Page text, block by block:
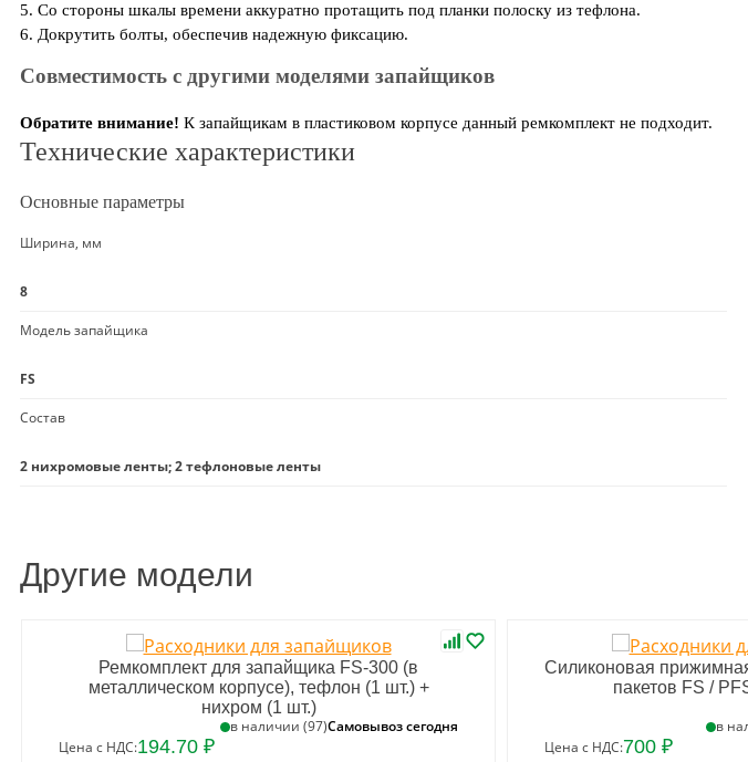
5. Со стороны шкалы времени аккуратно протащить под планки полоску из тефлона.
6. Докрутить болты, обеспечив надежную фиксацию.
Совместимость с другими моделями запайщиков
Обратите внимание! К запайщикам в пластиковом корпусе данный ремкомплект не подходит.
Технические характеристики
Основные параметры
Ширина, мм
8
Модель запайщика
FS
Состав
2 нихромовые ленты; 2 тефлоновые ленты
Другие модели
Ремкомплект для запайщика FS-300 (в
металлическом корпусе), тефлон (1 шт.) +
нихром (1 шт.)
в наличии (97)Самовывоз сегодня
Цена с НДС:194.70 ₽
Силиконовая
пакетов FS /
в
Цена с НДС:700 ₽